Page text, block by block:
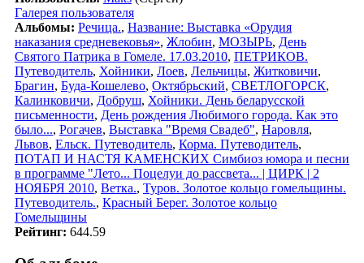
Галерея пользователя
Альбомы: Речица., Название: Выставка «Орудия
наказания средневековья», Жлобин, МОЗЫРЬ, День
Святого Патрика в Гомеле. 17.03.2010, ПЕТРИКОВ.
Путеводитель, Хойники, Лоев, Лельчицы, Житковичи,
Брагин, Буда-Кошелево, Октябрьский, СВЕТЛОГОРСК,
Калинковичи, Добруш, Хойники. День беларусской
письменности, День рождения Любимого города. Как это
было..., Рогачев, Выставка "Время Свадеб", Наровля,
Львов, Ельск. Путеводитель, Корма. Путеводитель,
ПОТАП И НАСТЯ КАМЕНСКИХ Симбиоз юмора и песни
в программе "Лето... Поцелуи до рассвета... | ЦИРК | 2
НОЯБРЯ 2010, Ветка., Туров. Золотое кольцо гомельщины.
Путеводитель., Красный Берег. Золотое кольцо
Гомельщины
Рейтинг: 644.59